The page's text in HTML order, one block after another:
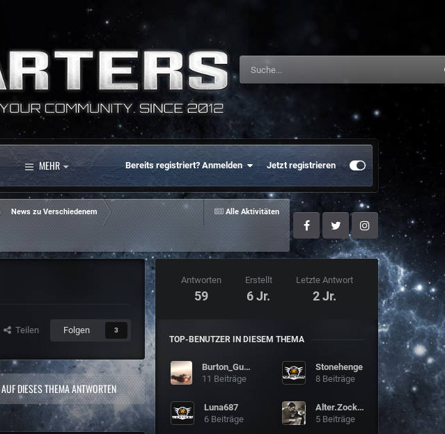
MEHR Bereits registriert? Anmelden Jetzt registrieren
Alle Aktivitäten
News zu Verschiedenem
FacebookTwitter Instagram
Teilen Folgen 3
AUF DIESES THEMA ANTWORTEN
Antworten
59
Erstellt
6 Jr.
Letzte Antwort
2 Jr.
TOP-BENUTZER IN DIESEM THEMA
Burton_Guster
11 Beiträge
Stonehenge
8 Beiträge
Luna687
6 Beiträge
Alter.Zocker
5 Beiträge